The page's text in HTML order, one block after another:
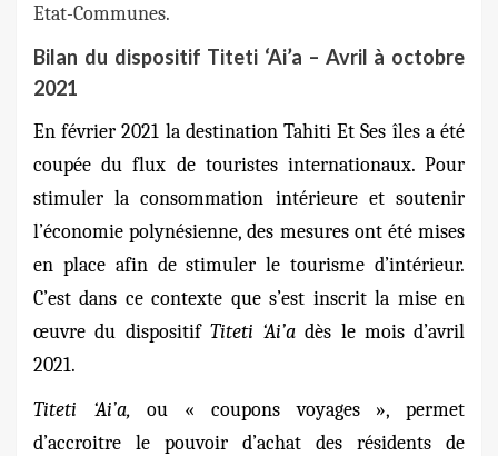
Etat-Communes.
Bilan du dispositif Titeti ‘Ai’a – Avril à octobre
2021
En février 2021 la destination Tahiti Et Ses îles a été
coupée du flux de touristes internationaux. Pour
stimuler la consommation intérieure et soutenir
l’économie polynésienne, des mesures ont été mises
en place afin de stimuler le tourisme d’intérieur.
C’est dans ce contexte que s’est inscrit la mise en
œuvre du dispositif Titeti ‘Ai’a dès le mois d’avril
2021.
Titeti ‘Ai’a,ou « coupons voyages », permet
d’accroitre le pouvoir d’achat des résidents de